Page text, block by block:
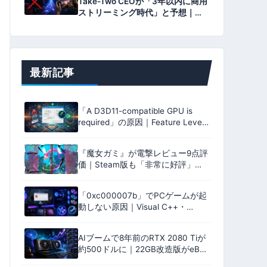
ストリーミング時代」と予想｜
不要論の中身【2026年8月】
最新記事
「A D3D11-compatible GPU is
required」の原因｜Feature Level
11.0をdxdiagで確認
『魔女ガミ』が電撃レビュー9点評
価｜Steam版も「非常に好評」、
神速アクション「セツナ」の魅
力・必要スペックを解説【2026年
版】
「0xc000007b」でPCゲームが起
動しない原因｜Visual C++・
32bit/64bit・DirectXを確認
【2026年版】
AIブームで8年前のRTX 2080 Tiが
約500ドルに｜22GB改造版がeBay
に登場